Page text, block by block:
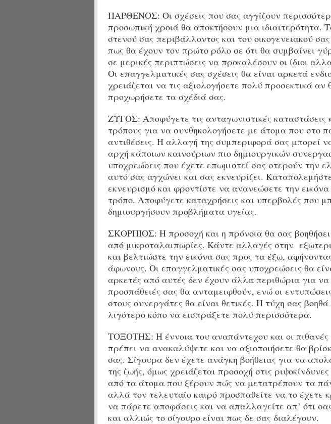
ΠΑΡΘΕΝΟΣ: Οι σχέσεις που σας αγγίζουν
προσωπική χροιά θα αποκτήσουν μια ιδιαιτερότητα.
στενού σας περιβάλλοντος και του οικογενειακού
πως θα έχουν τον πρώτο ρόλο σε ότι θα συμβαίνει
σε μερικές περιπτώσεις να προκαλέσουν οι ίδιοι
Οι επαγγελματικές σας σχέσεις θα είναι αρκετά
χρειάζεται να τις αξιολογήσετε πολύ προσεκτικά αν
προχωρήσετε τα σχέδιά σας.
ΖΥΓΟΣ: Αποφύγετε τις ανταγωνιστικές καταστάσεις
τρόπους για να συνθηκολογήσετε με άτομα που στο
αντιθέσεις. Η αλλαγή της συμπεριφορά σας μπορεί
αρχή κάποιων καινούριων πιο δημιουργικών
υποχρεώσεις που έχετε επωμιστεί σας στερούν την
αυτό σας αγχώνει και σας εκνευρίζει.
εκνευρισμό και φροντίστε να ανανεώσετε την
τρόπο. Αποφύγετε καταχρήσεις και υπερβολές που
δημιουργήσουν προβλήματα υγείας.
ΣΚΟΡΠΙΟΣ: Η προσοχή και η πρόνοια θα σας
από μικροταλαιπωρίες. Κάντε αλλαγές στην
και βελτιώστε την εικόνα σας προς τα έξω,
άφωνους. Οι επαγγελματικές σας υποχρεώσεις θα
αρκετές από αυτές δεν έχουν άλλα περιθώρια για
προσπάθειές σας θα ανταμειφθούν, ενώ οι
στους συνεργάτες θα είναι θετικές. Η τύχη σας
λιγότερο κόπο να εισπράξετε πολύ περισσότερα.
ΤΟΞΟΤΗΣ: Η έννοια του αναπάντεχου και οι πιθανές
πρέπει να ανακαλύψετε και να αξιοποιήσετε θα
σας. Σίγουρα δεν έχετε ανάγκη βοήθειας για να
της ζωής, όμως χρειάζεται προσοχή στις
από τα άτομα που ξέρουν πώς να μετατρέπουν τα
αλλά τον τελευταίο καιρό προσπαθείτε να το έχετε
να πάρετε αποφάσεις και να απαλλαγείτε απ’ ότι
και αλλιώς το σίγουρο είναι πως δε σας διαλέγουν.